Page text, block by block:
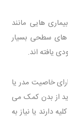
هایی مانند
سطحی بسیار
یافته اند.
خاصیت مدر یا
از بدن کمک می
دارند یا نیاز به